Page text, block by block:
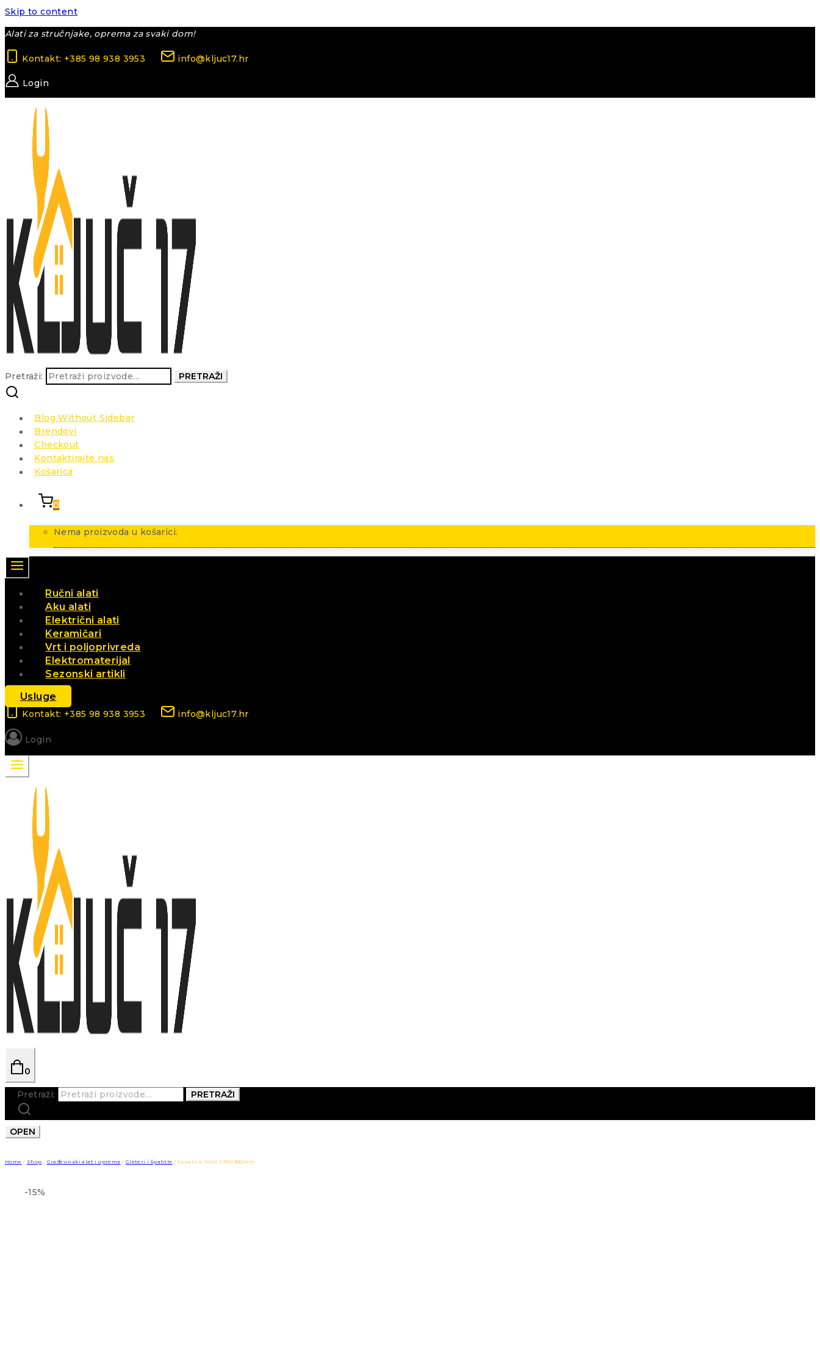
Skip to content
Alati za stručnjake, oprema za svaki dom!
Kontakt: +385 98 938 3953 info@kljuc17.hr
Login
Pretraži: PRETRAŽI
Blog Without Sidebar
Brendovi
Checkout
Kontaktirajte nas
Košarica
0
Nema proizvoda u košarici.
Ručni alati
Aku alati
Električni alati
Keramičari
Vrt i poljoprivreda
Elektromaterijal
Sezonski artikli
Usluge
Kontakt: +385 98 938 3953 info@kljuc17.hr
Login
0
Pretraži: PRETRAŽI
OPEN
Home / Shop / Građevinski alat i oprema / Gleteri i špahtle / Lopatica INOX ST60 380mm
-15%